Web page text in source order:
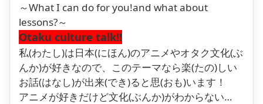
～What I can do for you!and what about
lessons?～
Otaku culture talk!!
私(わたし)は日本(にほん)のアニメやオタク文化(ぶ
んか)が好きなので、このテーマなら楽(たの)しい
お話(はなし)が出来(でき)ると思(おも)います！
アニメが好きだけど文化(ぶんか)がわからない…